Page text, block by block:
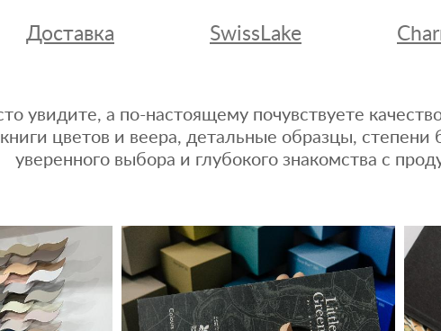
Доставка SwissLake
увидите, а по-настоящему почувствуете
цветов и веера, детальные образцы, степени
уверенного выбора и глубокого знакомства с